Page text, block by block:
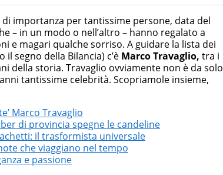
di integrazione e attivo nel campo della ricerca, in
dell'Associazione Culturale "La Biblioteca del Sannio".
importanza per tantissime persone, data del
– in un modo o nell’altro – hanno regalato a
e magari qualche sorriso. A guidare la lista dei
segno della Bilancia) c’è Marco Travaglio, tra i
della storia. Travaglio ovviamente non è da solo
tantissime celebrità. Scopriamole insieme,
Marco Travaglio
di provincia spegne le candeline
il trasformista universale
che viaggiano nel tempo
e passione